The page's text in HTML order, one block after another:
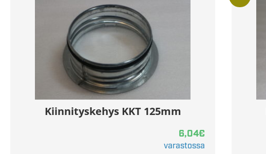
Kiinnityskehys KKT 125mm
6,04€
varastossa